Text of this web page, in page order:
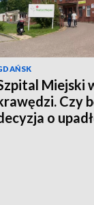
Miejski
Czy
o